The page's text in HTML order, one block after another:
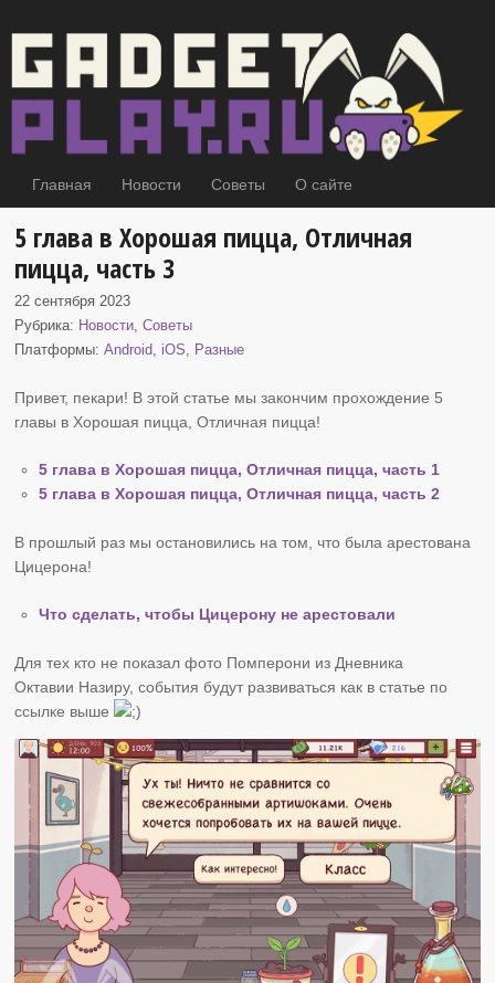
Главная Новости Советы О сайте
5 глава в Хорошая пицца, Отличная
пицца, часть 3
22 сентября 2023
Рубрика: Новости,Советы
Платформы:Android, iOS, Разные
Привет, пекари! В этой статье мы закончим прохождение 5
главы в Хорошая пицца , Отличная пицца!
5 глава в Хорошая пицца, Отличная пицца, часть 1
5 глава в Хорошая пицца, Отличная пицца, часть 2
В прошлый раз мы остановились на том, что была арестована
Цицерона!
Что сделать, чтобы Цицерону не арестовали
Для тех кто не показал фото Помперони из Дневника
Октавии Назиру, события будут развиваться как в статье по
ссылке выше